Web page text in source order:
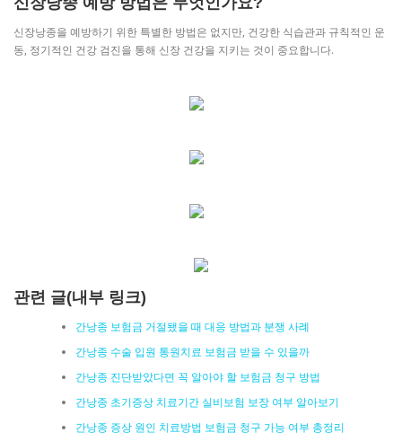
신장낭종을 예방하기 위한 특별한 방법은 없지만, 건강한 식습관과 규칙적인 운
동, 정기적인 건강 검진을 통해 신장 건강을 지키는 것이 중요합니다.
관련 글(내부 링크)
간낭종 보험금 거절됐을 때 대응 방법과 분쟁 사례
간낭종 수술 입원 통원치료 보험금 받을 수 있을까
간낭종 진단받았다면 꼭 알아야 할 보험금 청구 방법
간낭종 초기증상 치료기간 실비보험 보장 여부 알아보기
간낭종 증상 원인 치료방법 보험금 청구 가능 여부 총정리